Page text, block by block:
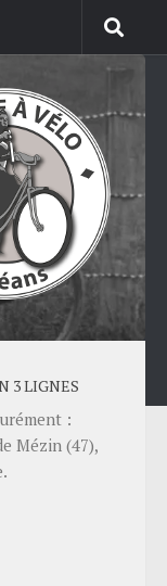
3 LIGNES
:
Mézin (47),